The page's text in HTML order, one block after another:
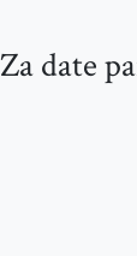
Za date